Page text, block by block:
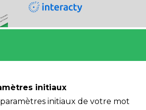
initiaux
initiaux de votre mot